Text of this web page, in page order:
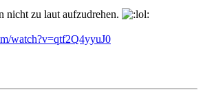
nicht zu laut aufzudrehen.
watch?v=qtf2Q4yyuJ0